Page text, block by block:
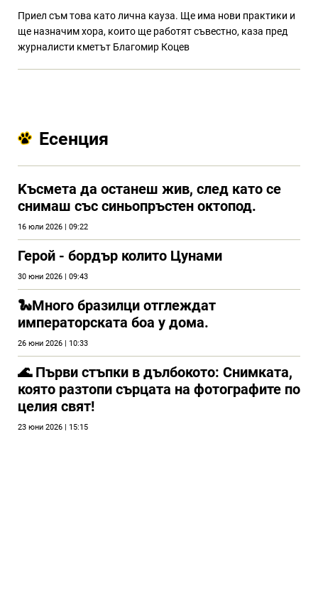
Приел съм това като лична кауза. Ще има нови практики и
ще назначим хора, които ще работят съвестно, каза пред
журналисти кметът Благомир Коцев
Есенция
Kъсмета да останеш жив, след като се
снимаш със синьопръстен октопод.
16 юли 2026 | 09:22
Герой - бордър колито Цунами
30 юни 2026 | 09:43
🐍Много бразилци отглеждат
императорската боа у дома.
26 юни 2026 | 10:33
🌊 Първи стъпки в дълбокото: Снимката,
която разтопи сърцата на фотографите по
целия свят!
23 юни 2026 | 15:15